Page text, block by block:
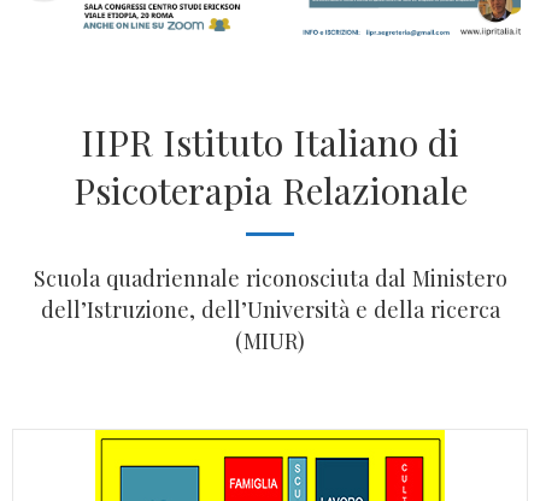
IIPR Istituto Italiano di
Psicoterapia Relazionale
Scuola quadriennale riconosciuta dal Ministero
dell’Istruzione, dell’Università e della ricerca
(MIUR)